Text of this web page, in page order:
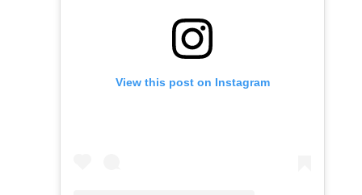
View this post on Instagram